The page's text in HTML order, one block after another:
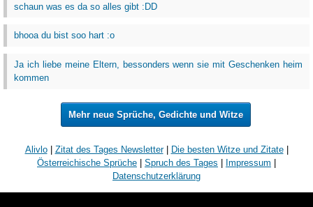
schaun was es da so alles gibt :DD
bhooa du bist soo hart :o
Ja ich liebe meine Eltern, bessonders wenn sie mit Geschenken heim
kommen
Mehr neue Sprüche, Gedichte und Witze
Alivlo| Zitat des Tages Newsletter| Die besten Witze und Zitate|
Österreichische Sprüche | Spruch des Tages | Impressum |
Datenschutzerklärung